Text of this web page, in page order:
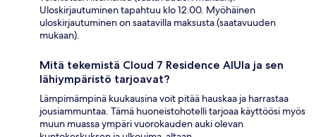
Uloskirjautuminen tapahtuu klo 12.00. Myöhäinen
uloskirjautuminen on saatavilla maksusta (saatavuuden
mukaan).
Mitä tekemistä Cloud 7 Residence AlUla ja sen
lähiympäristö tarjoavat?
Lämpimämpinä kuukausina voit pitää hauskaa ja harrastaa
jousiammuntaa. Tämä huoneistohotelli tarjoaa käyttöösi myös
muun muassa ympäri vuorokauden auki olevan